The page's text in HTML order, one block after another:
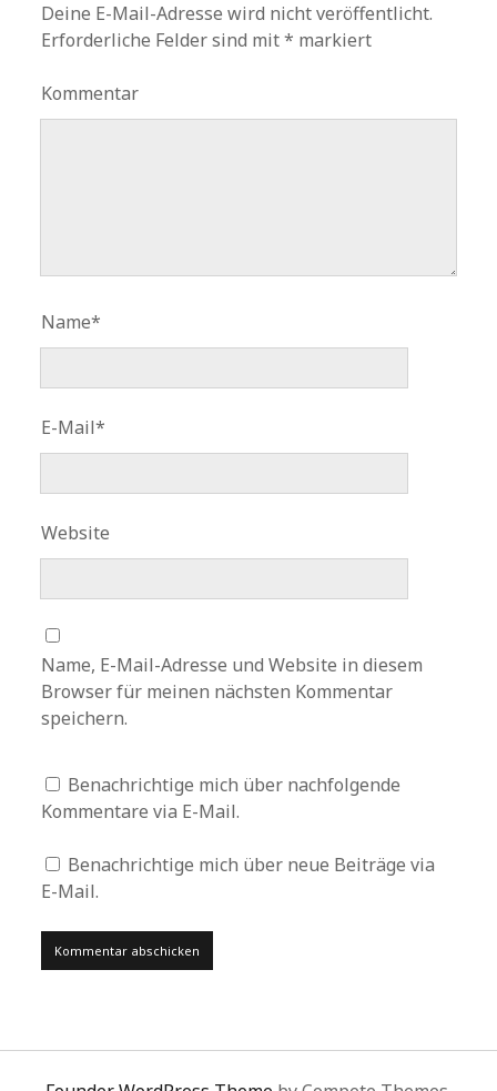
Deine E-Mail-Adresse wird nicht veröffentlicht.
Erforderliche Felder sind mit* markiert
Kommentar
Name*
E-Mail*
Website
Name, E-Mail-Adresse und Website in diesem
Browser für meinen nächsten Kommentar
speichern.
Benachrichtige mich über nachfolgende
Kommentare via E-Mail.
Benachrichtige mich über neue Beiträge via
E-Mail.